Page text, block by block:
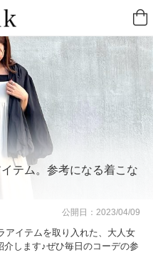
テム。参考になる着こな
公開日：2023/04/09
アイテムを取り入れた、大人女
します♪ぜひ毎日のコーデの参